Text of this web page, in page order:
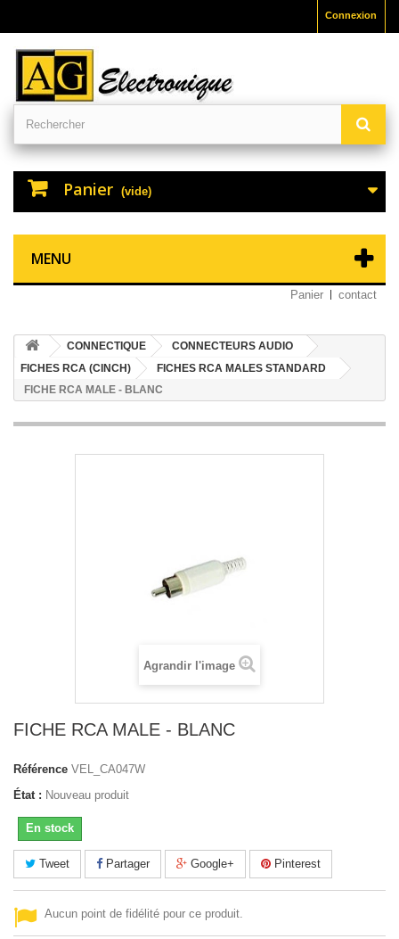
Connexion
Panier (vide)
MENU
Panier contact
CONNECTIQUE
CONNECTEURS AUDIO
FICHES RCA (CINCH)
FICHES RCA MALES STANDARD
FICHE RCA MALE - BLANC
Agrandir l'image
FICHE RCA MALE - BLANC
Référence VEL_CA047W
État : Nouveau produit
En stock
Tweet Partager Google+ Pinterest
Aucun point de fidélité pour ce produit.